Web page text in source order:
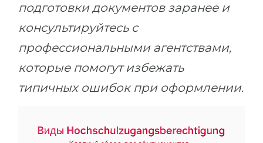
подготовки документов заранее и
консультируйтесь с
профессиональными агентствами,
которые помогут избежать
типичных ошибок при оформлении.